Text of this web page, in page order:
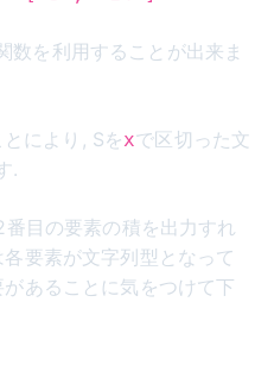
数を利用することが出来ま
により, Sをxで区切った文
.
目の要素の積を出力すれ
要素が文字列型となって
あることに気をつけて下